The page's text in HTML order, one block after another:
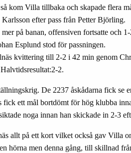
kom Villa tillbaka och skapade flera
efter pass från Petter Björling.
på banan, offensiven fortsatte och
Esplund stod för passningen.
kvittering till 2-2 i 42 min genom
2.
De 2237 åskådarna fick se
fick ett mål bortdömt för hög klubba
noga innan han skickade in 2-3
allt på ett kort vilket också gav Villa
hörna men denna gång, till skillnad